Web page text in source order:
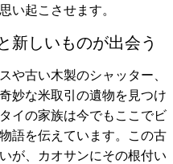
い起こさせます。
新しいものが出会う
や古い木製のシャッター、
妙な米取引の遺物を見つけ
イの家族は今でもここでビ
語を伝えています。この古
が、カオサンにその根付い